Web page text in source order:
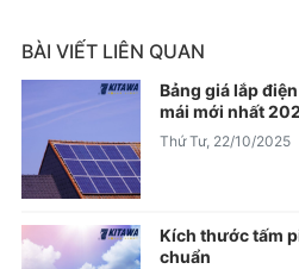
BÀI VIẾT LIÊN QUAN
Bảng giá lắp
mái mới nhất
Thứ Tư, 22/10/2025
Kích thước tấm
chuẩn